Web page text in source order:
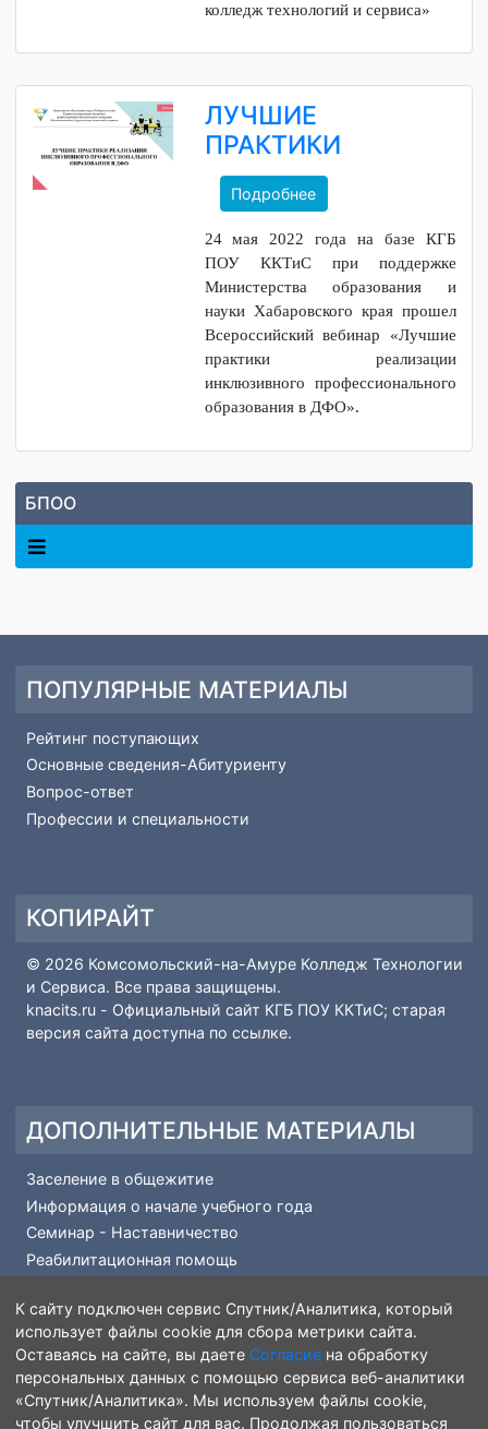
профессионального
с ОВЗ, созданном на базе КГБ
ПОУ «Комсомольский-на-Амуре
колледж технологий и сервиса»
ЛУЧШИЕ
ПРАКТИКИ
Подробнее
24 мая 2022 года на базе КГБ
ПОУ ККТиС при поддержке
науки Хабаровского края прошел
Всероссийский вебинар «Лучшие
Рейтинг поступающих
Вопрос-ответ
Профессии и специальности
© 2026 Комсомольский-на-Амуре Колледж Технологии
и Сервиса. Все права защищены.
- Официальный сайт КГБ ПОУ ККТиС; старая
версия сайта доступна поссылке.
ДОПОЛНИТЕЛЬНЫЕ МАТЕРИАЛЫ
Заселение в общежитие
Информация о начале учебного года